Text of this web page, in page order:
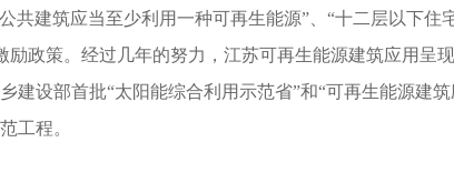
建筑应当至少利用一种可再生能源”、“十二层以下住
政策。经过几年的努力，江苏可再生能源建筑应用呈
建设部首批“太阳能综合利用示范省”和“可再生能源建
工程。